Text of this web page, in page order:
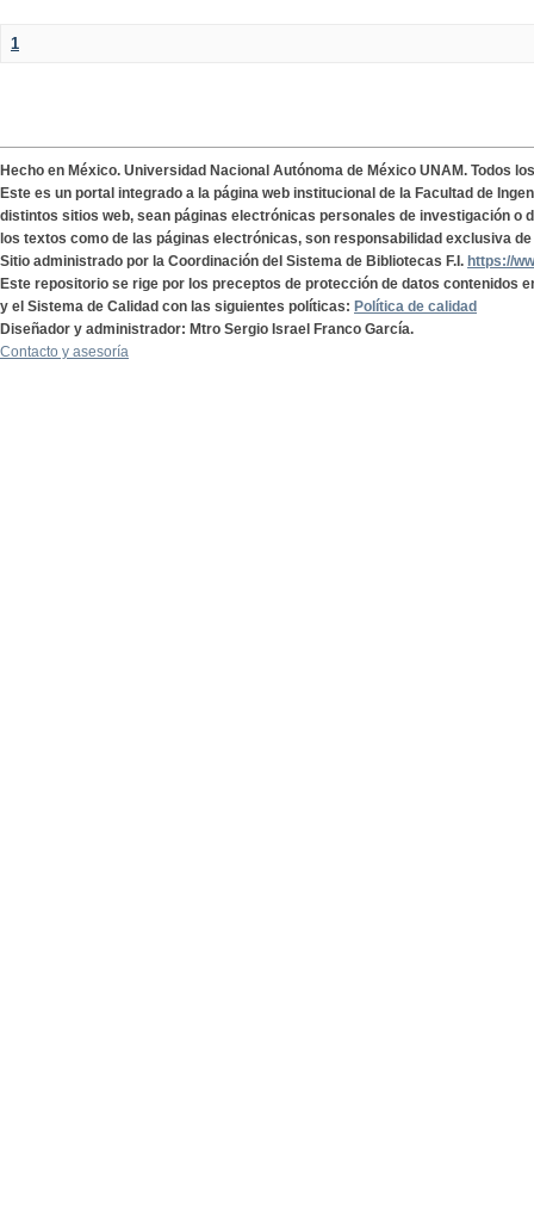
1
Hecho en México. Universidad Nacional Autónoma de México UNAM. Todos
Este es un portal integrado a la página web institucional de la Facultad de
distintos sitios web, sean páginas electrónicas personales de investigación o
los textos como de las páginas electrónicas, son responsabilidad exclusiva
Sitio administrado por la Coordinación del Sistema de Bibliotecas F.I. https://
Este repositorio se rige por los preceptos de protección de datos contenidos
y el Sistema de Calidad con las siguientes políticas: Política de calidad
Diseñador y administrador: Mtro Sergio Israel Franco García.
Contacto y asesoría